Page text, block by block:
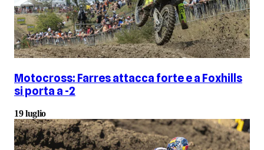
Motocross: Farres attacca forte e a Foxhills
si porta a -2
19 luglio